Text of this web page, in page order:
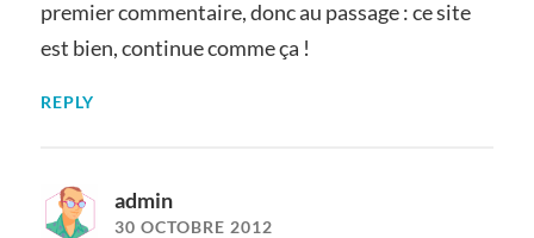
premier commentaire, donc au passage : ce site
est bien, continue comme ça !
REPLY
admin
30 OCTOBRE 2012